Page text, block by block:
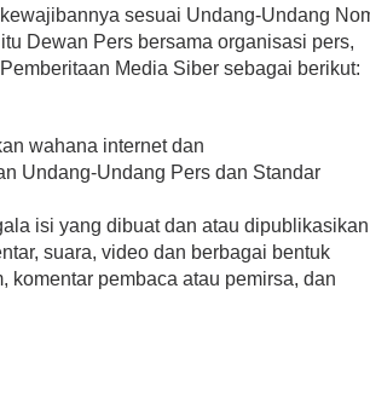
sesuai Undang-Undang
Dewan Pers bersama organisasi pers,
Media Siber sebagai berikut:
wahana internet dan
Undang-Undang Pers dan Standar
isi yang dibuat dan atau dipublikasikan
suara, video dan berbagai bentuk
komentar pembaca atau pemirsa, dan